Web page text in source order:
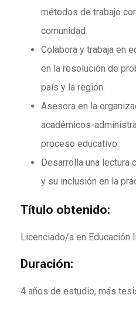
métodos de trabajo
comunidad.
Colabora y trabaja en
en la resolución de
país y la región.
Asesora en la
académicos-
proceso educativo.
Desarrolla una lectura
y su inclusión en la
Título obtenido:
Licenciado/a en Educación
Duración:
4 años de estudio, más